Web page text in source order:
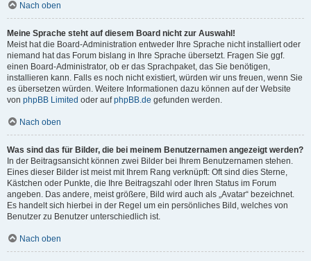
Nach oben
Meine Sprache steht auf diesem Board nicht zur Auswahl!
Meist hat die Board-Administration entweder Ihre Sprache nicht installiert oder
niemand hat das Forum bislang in Ihre Sprache übersetzt. Fragen Sie ggf.
einen Board-Administrator, ob er das Sprachpaket, das Sie benötigen,
installieren kann. Falls es noch nicht existiert, würden wir uns freuen, wenn Sie
es übersetzen würden. Weitere Informationen dazu können auf der Website
von phpBB Limited oder aufphpBB.de gefunden werden.
Nach oben
Was sind das für Bilder, die bei meinem Benutzernamen angezeigt werden?
In der Beitragsansicht können zwei Bilder bei Ihrem Benutzernamen stehen.
Eines dieser Bilder ist meist mit Ihrem Rang verknüpft: Oft sind dies Sterne,
Kästchen oder Punkte, die Ihre Beitragszahl oder Ihren Status im Forum
angeben. Das andere, meist größere, Bild wird auch als „Avatar“ bezeichnet.
Es handelt sich hierbei in der Regel um ein persönliches Bild, welches von
Benutzer zu Benutzer unterschiedlich ist.
Nach oben